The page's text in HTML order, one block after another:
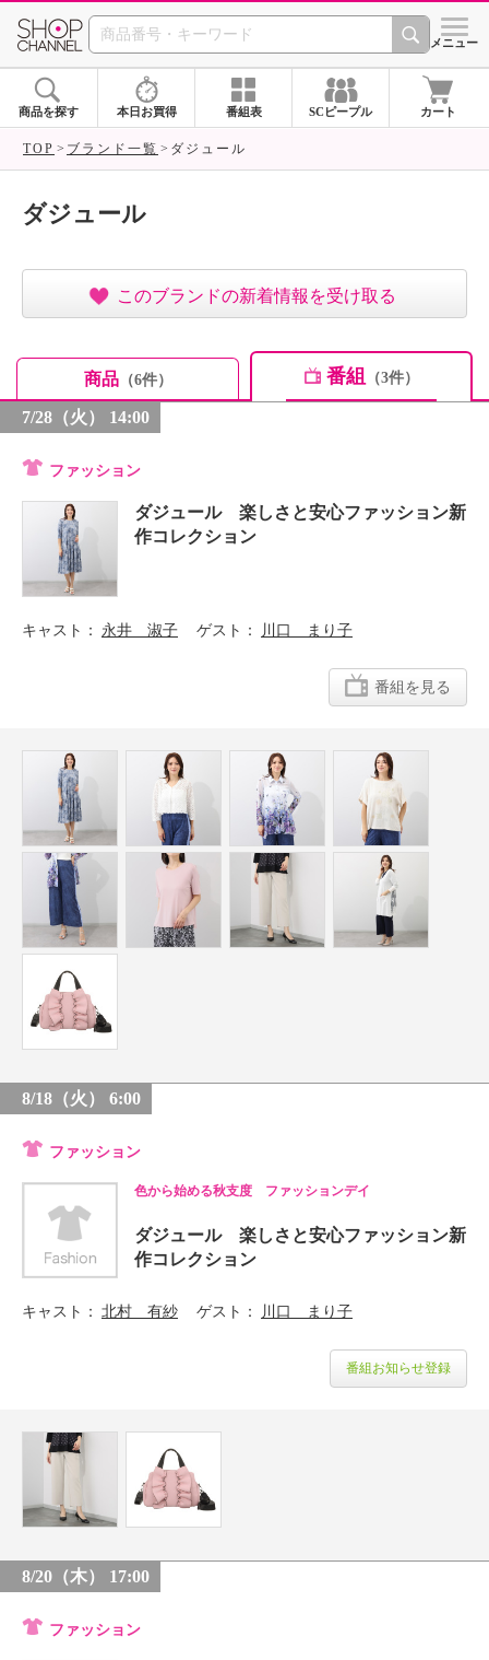
SHOP CHANNEL ショッ
メニュー
商品を探す 本日お買得 番組表 SCピープル カート
TOP ブランド一覧 ダジュール
ダジュール
このブランドの新着情報を受け取る
商品（6件） 番組 （3件）
7/28（火） 14:00
ファッション
ダジュール 楽しさと安心ファッション新
作コレクション
キャスト 永井 淑子 ゲスト 川口 まり子
番組を見る
8/18（火） 6:00
ファッション
色から始める秋支度 ファッションデイ
ダジュール 楽しさと安心ファッション新
作コレクション
キャスト 北村 有紗 ゲスト 川口 まり子
番組お知らせ登録
8/20（木） 17:00
ファッション